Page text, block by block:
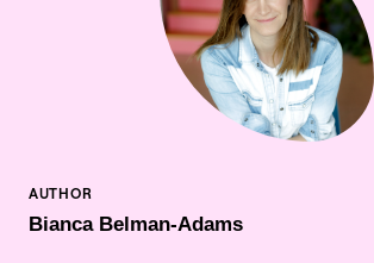
Bianca Belman-Adams